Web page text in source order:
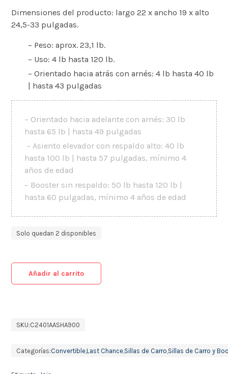
Dimensiones del producto: largo 22 x ancho 19 x alto
24,5-33 pulgadas.
– Peso: aprox. 23,1 lb.
– Uso: 4 lb hasta 120 lb.
– Orientado hacia atrás con arnés: 4 lb hasta 40 lb
| hasta 43 pulgadas
– Orientado hacia adelante con arnés: 30 lb
hasta 65 lb | hasta 49 pulgadas
– Asiento elevador con respaldo alto: 40 lb
hasta 100 lb | hasta 57 pulgadas, mínimo 4
años de edad
– Booster sin respaldo: 50 lb hasta 120 lb |
hasta 60 pulgadas, mínimo 4 años de edad
Solo quedan 2 disponibles
Añadir al carrito
SKU:C2401AASHA900
Categorías:Convertible,Last Chance Sillas de Carro Sillas de Carro y